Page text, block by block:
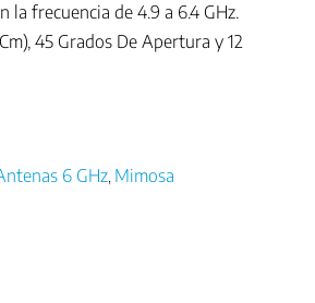
la frecuencia de 4.9 a 6.4 GHz.
45 Grados De Apertura y 12
6 GHz Mimosa